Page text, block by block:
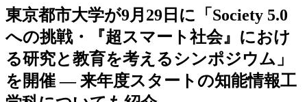
東京都市大学が9月29日に「Society 5.0
への挑戦・『超スマート社会』におけ
る研究と教育を考えるシンポジウム」
を開催 — 来年度スタートの知能情報工